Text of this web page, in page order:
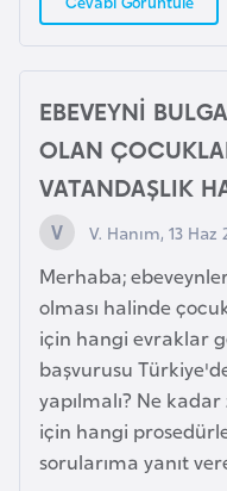
EBEVEYNİ
OLAN
VATANDAŞLIK
V. Hanım, 13 Haz
Merhaba;
olması halinde
için hangi evraklar
başvurusu
yapılmalı? Ne
için hangi
sorularıma yanıt
i
y
G
a
n
a
G
i
n
e
B
i